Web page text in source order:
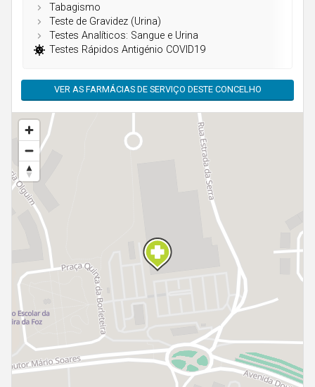
Tabagismo
Teste de Gravidez (Urina)
Testes Analíticos: Sangue e Urina
Testes Rápidos Antigénio COVID19
VER AS FARMÁCIAS DE SERVIÇO DESTE CONCELHO